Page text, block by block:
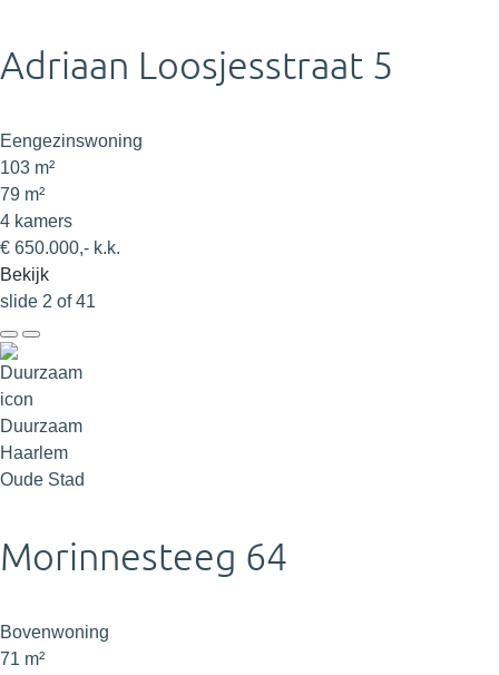
Adriaan Loosjesstraat 5
Eengezinswoning
103 m²
79 m²
4 kamers
€ 650.000,- k.k.
Bekijk
slide 2 of 41
Duurzaam
Haarlem
Oude Stad
Morinnesteeg 64
Bovenwoning
71 m²